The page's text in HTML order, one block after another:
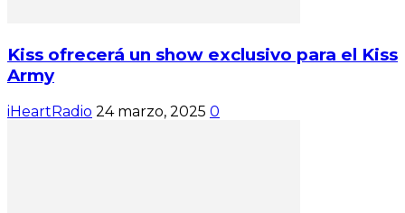
Kiss ofrecerá un show exclusivo para el Kiss
Army
iHeartRadio 24 marzo, 2025 0